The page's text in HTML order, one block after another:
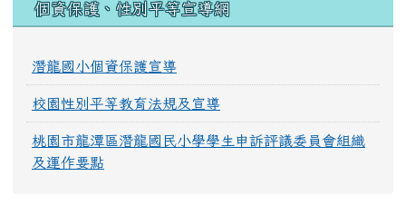
個資保護、性別平等宣導網
潛龍國小個資保護宣導
校園性別平等教育法規及宣導
桃園市龍潭區潛龍國民小學學生申訴評議委員會組織
及運作要點